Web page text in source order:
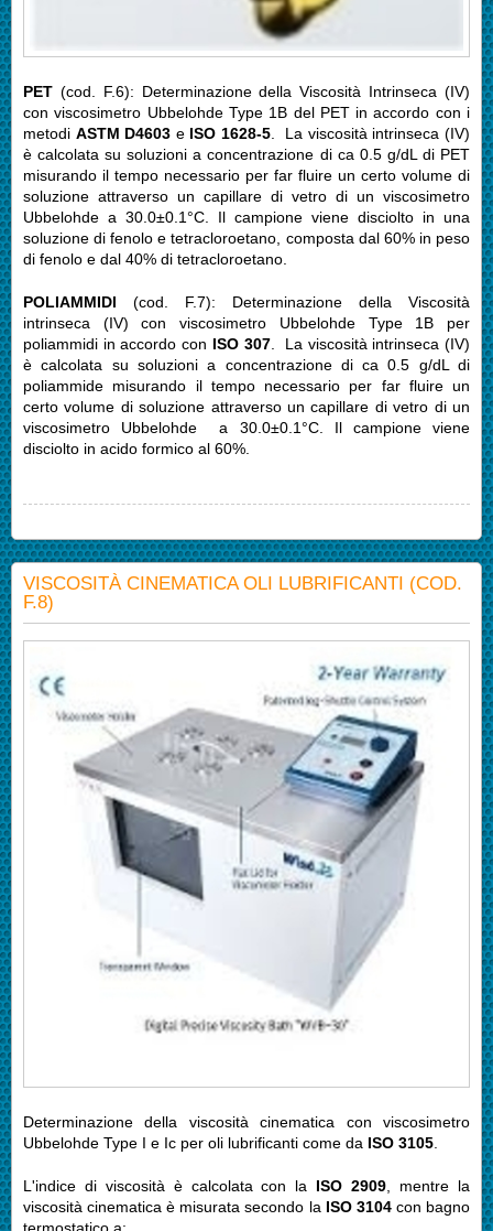
PET (cod. F.6): Determinazione della Viscosità Intrinseca (IV)
con viscosimetro Ubbelohde Type 1B del PET in accordo con i
metodi ASTM D4603 e ISO 1628-5 . La viscosità intrinseca (IV)
è calcolata su soluzioni a concentrazione di ca 0.5 g/dL di PET
misurando il tempo necessario per far fluire un certo volume di
soluzione attraverso un capillare di vetro di un viscosimetro
Ubbelohde a 30.0±0.1°C. Il campione viene disciolto in una
soluzione di fenolo e tetracloroetano, composta dal 60% in peso
di fenolo e dal 40% di tetracloroetano.
POLIAMMIDI (cod. F.7): Determinazione della Viscosità
intrinseca (IV) con viscosimetro Ubbelohde Type 1B per
poliammidi in accordo con ISO 307. La viscosità intrinseca (IV)
è calcolata su soluzioni a concentrazione di ca 0.5 g/dL di
poliammide misurando il tempo necessario per far fluire un
certo volume di soluzione attraverso un capillare di vetro di un
viscosimetro Ubbelohde a 30.0±0.1°C. Il campione viene
disciolto in acido formico al 60%.
VISCOSITÀ CINEMATICA OLI LUBRIFICANTI (COD.
F.8)
Determinazione della viscosità cinematica con viscosimetro
Ubbelohde Type I e Ic per oli lubrificanti come da ISO 3105
L'indice di viscosità è calcolata con la ISO 2909 , mentre la
viscosità cinematica è misurata secondo la ISO 3104con bagno
termostatico a: